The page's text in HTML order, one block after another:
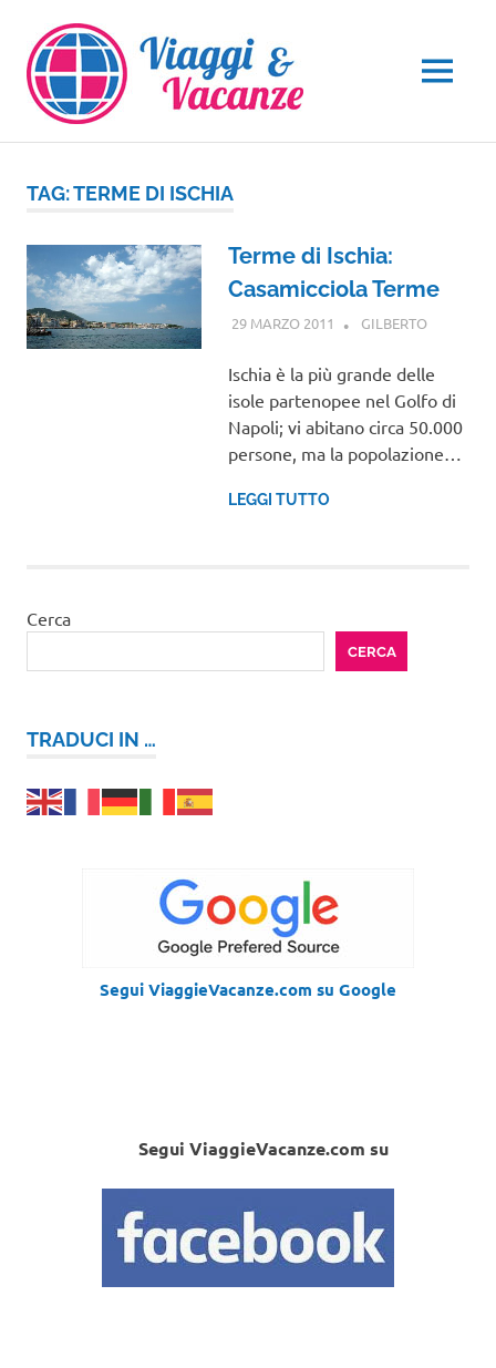
contenuto
MENU
TAG:TERME DI ISCHIA
Terme di Ischia:
Casamicciola Terme
29 MARZO 2011 GILBERTO
Ischia è la più grande delle
isole partenopee nel Golfo di
Napoli; vi abitano circa 50.000
persone, ma la popolazione…
LEGGI TUTTO
Cerca
CERCA
TRADUCI IN …
Segui ViaggieVacanze.com su Google
Segui ViaggieVacanze.com su